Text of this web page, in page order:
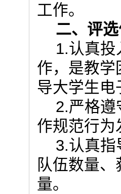
工作。
二、评
1.认真
作，是教学
导大学生
2.严格遵
作规范行为
3.认真指
队伍数量
量。